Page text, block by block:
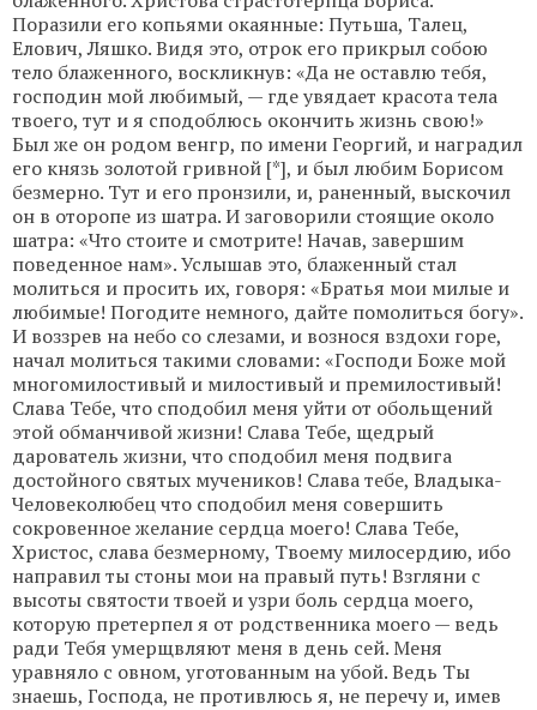
Поразили его копьями окаянные: Путьша, Талец,
Елович, Ляшко. Видя это, отрок его прикрыл собою
тело блаженного, воскликнув: «Да не оставлю тебя,
господин мой любимый, — где увядает красота тела
твоего, тут и я сподоблюсь окончить жизнь свою!»
Был же он родом венгр, по имени Георгий, и наградил
его князь золотой гривной [*], и был любим Борисом
безмерно. Тут и его пронзили, и, раненный, выскочил
он в оторопе из шатра. И заговорили стоящие около
шатра: «Что стоите и смотрите! Начав, завершим
поведенное нам». Услышав это, блаженный стал
молиться и просить их, говоря: «Братья мои милые и
любимые! Погодите немного, дайте помолиться богу».
И воззрев на небо со слезами, и вознося вздохи горе,
начал молиться такими словами: «Господи Боже мой
многомилостивый и милостивый и премилостивый!
Слава Тебе, что сподобил меня уйти от обольщений
этой обманчивой жизни! Слава Тебе, щедрый
дарователь жизни, что сподобил меня подвига
достойного святых мучеников! Слава тебе, Владыка-
Человеколюбец что сподобил меня совершить
сокровенное желание сердца моего! Слава Тебе,
Христос, слава безмерному, Твоему милосердию, ибо
направил ты стоны мои на правый путь! Взгляни с
высоты святости твоей и узри боль сердца моего,
которую претерпел я от родственника моего — ведь
ради Тебя умерщвляют меня в день сей. Меня
уравняло с овном, уготованным на убой. Ведь Ты
знаешь, Господа, не противлюсь я, не перечу и, имев